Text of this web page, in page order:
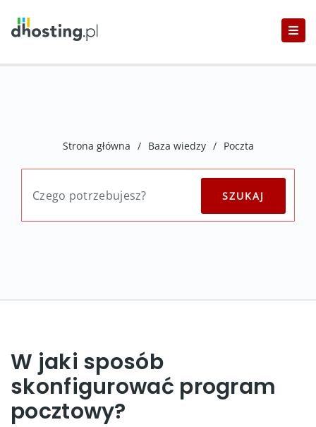
Strona główna / Baza wiedzy / Poczta
W jaki sposób
skonfigurować program
pocztowy?